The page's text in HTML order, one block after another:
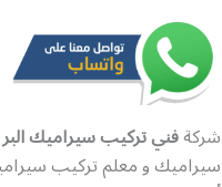
شركةفني تركيب سيراميك البر
سيراميك و معلم تركيب سيراميك